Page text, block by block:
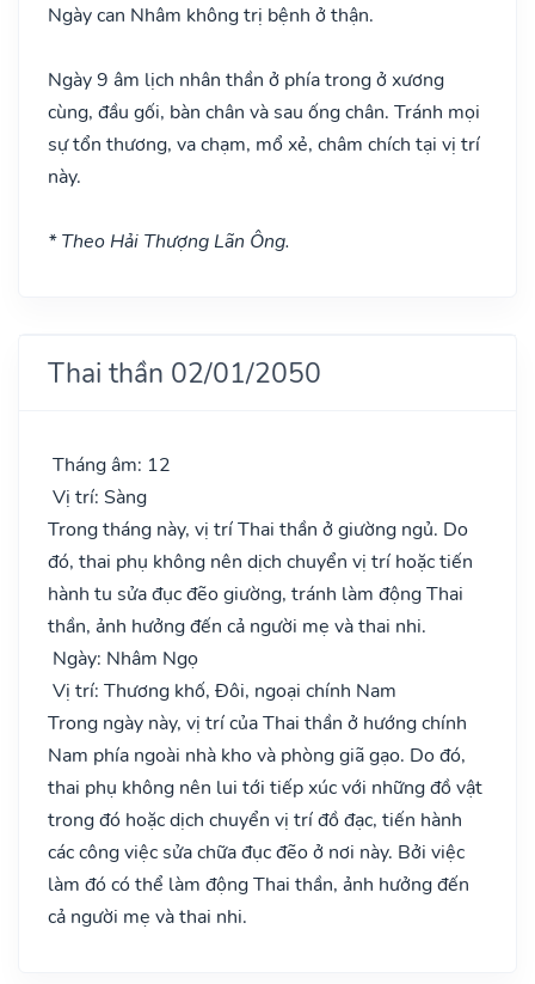
Ngày can Nhâm không trị bệnh ở thận.
Ngày 9 âm lịch nhân thần ở phía trong ở xương
cùng, đầu gối, bàn chân và sau ống chân. Tránh mọi
sự tổn thương, va chạm, mổ xẻ, châm chích tại vị trí
này.
* Theo Hải Thượng Lãn Ông.
Thai thần 02/01/2050
Tháng âm: 12
Vị trí: Sàng
Trong tháng này, vị trí Thai thần ở giường ngủ. Do
đó, thai phụ không nên dịch chuyển vị trí hoặc tiến
hành tu sửa đục đẽo giường, tránh làm động Thai
thần, ảnh hưởng đến cả người mẹ và thai nhi.
Ngày: Nhâm Ngọ
Vị trí: Thương khố, Đôi, ngoại chính Nam
Trong ngày này, vị trí của Thai thần ở hướng chính
Nam phía ngoài nhà kho và phòng giã gạo. Do đó,
thai phụ không nên lui tới tiếp xúc với những đồ vật
trong đó hoặc dịch chuyển vị trí đồ đạc, tiến hành
các công việc sửa chữa đục đẽo ở nơi này. Bởi việc
làm đó có thể làm động Thai thần, ảnh hưởng đến
cả người mẹ và thai nhi.